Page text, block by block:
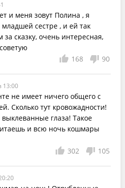
и меня зовут Полина , я
младшей сестре , и ей так
сказку, очень интересная,
168
90
13:00
не имеет ничего общего с
Сколько тут кровожадности!
глаза! Такое
и всю ночь кошмары
302
105